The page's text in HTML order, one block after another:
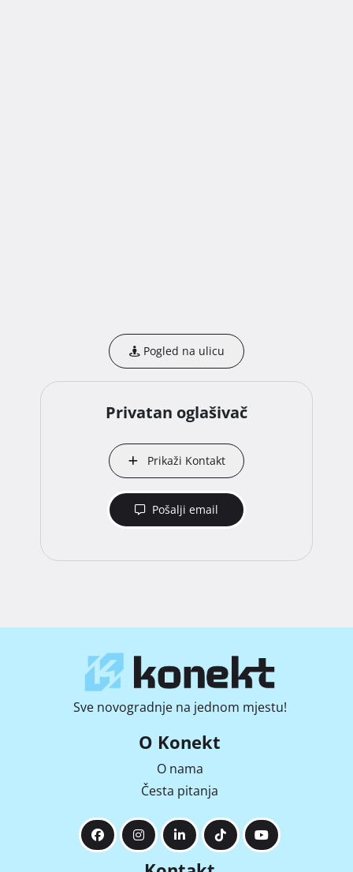
Pogled na ulicu
Privatan oglašivač
Prikaži Kontakt
Pošalji email
Sve novogradnje na jednom mjestu!
O Konekt
O nama
Česta pitanja